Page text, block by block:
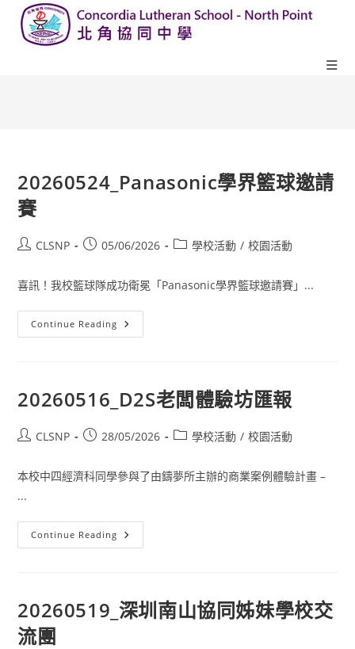
20260524_Panasonic學界籃球邀請
賽
CLSNP 05/06/2026 學校活動 / 校園活動
喜訊！我校籃球隊成功衛冕「Panasonic學界籃球邀請賽」...
Continue Reading
20260516_D2S老闆體驗坊匯報
CLSNP 28/05/2026 學校活動 / 校園活動
本校中四經濟科同學參與了由鑄夢所主辦的商業案例體驗計畫 –
...
Continue Reading
20260519_深圳南山協同姊妹學校交
流團